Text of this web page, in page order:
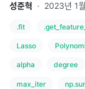
성준혁 · 2023년 1
.fit
Lasso
alpha degree
max_iter